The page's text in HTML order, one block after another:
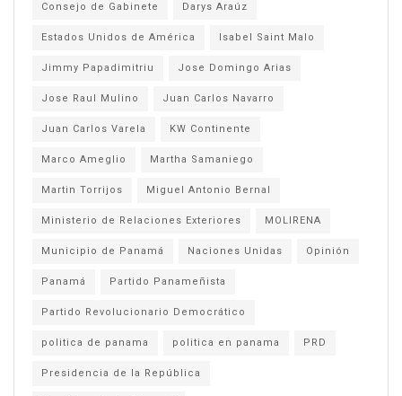
Consejo de Gabinete Darys Araúz
Estados Unidos de América Isabel Saint Malo
Jimmy Papadimitriu Jose Domingo Arias
Jose Raul Mulino Juan Carlos Navarro
Juan Carlos Varela KW Continente
Marco Ameglio Martha Samaniego
Martin Torrijos Miguel Antonio Bernal
Ministerio de Relaciones Exteriores MOLIRENA
Municipio de Panamá Naciones Unidas Opinión
Panamá Partido Panameñista
Partido Revolucionario Democrático
politica de panama politica en panama PRD
Presidencia de la República